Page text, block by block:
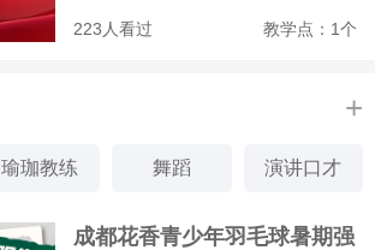
223人看过 教学点：1个
+
瑜珈教练 舞蹈 演讲口才
人际关系 形象礼仪 美术
成都花香青少年羽毛球暑期强